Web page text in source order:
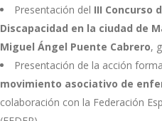
Presentación del III Concurso
Discapacidad en la ciudad de
Miguel Ángel Puente Cabrero,
Presentación de la acción
movimiento asociativo de
colaboración con la Federación